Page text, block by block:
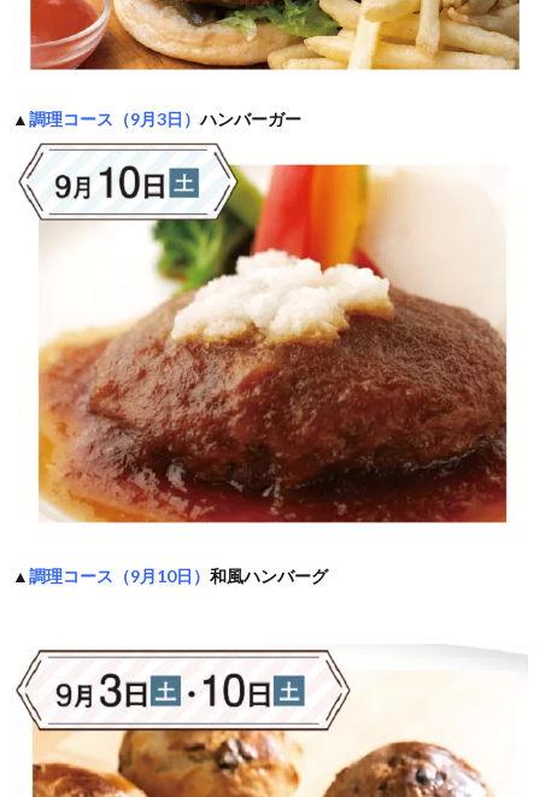
▲調理コース（9月3日）ハンバーガー
▲調理コース（9月10日） 和風ハンバーグ